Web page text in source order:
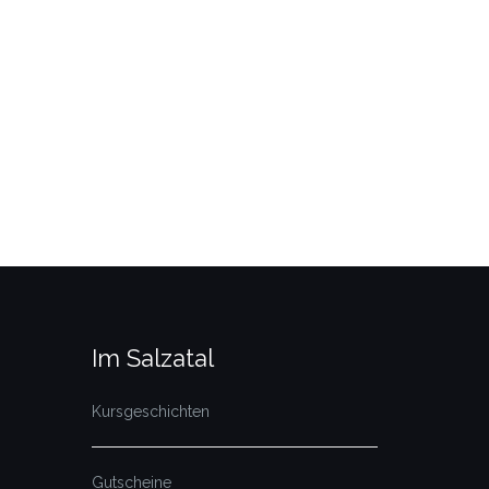
Im Salzatal
Kursgeschichten
Gutscheine